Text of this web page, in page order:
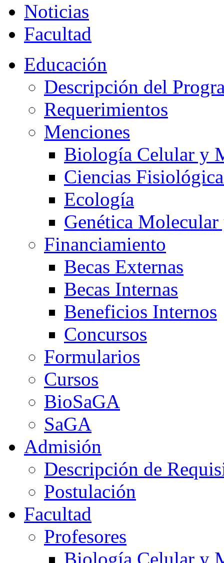
Noticias
Facultad
Educación
Descripción del
Requerimientos
Menciones
Biología Celular y
Ciencias
Ecología
Genética
Financiamiento
Becas Externas
Becas Internas
Beneficios Internos
Concursos
Formularios
Cursos
BioSaGA
SaGA
Admisión
Descripción de
Postulación
Facultad
Profesores